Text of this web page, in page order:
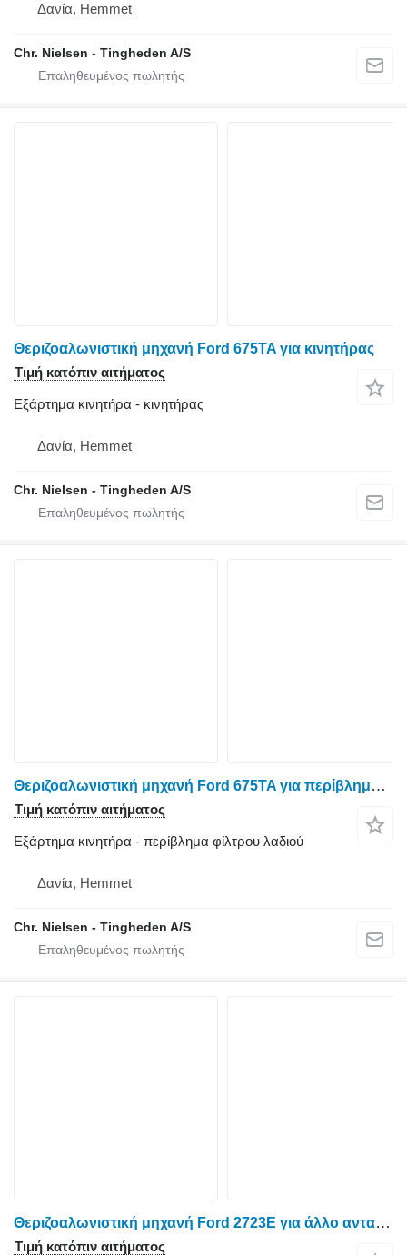
Δανία, Hemmet
Chr. Nielsen - Tingheden A/S
Θεριζοαλωνιστική μηχανή Ford 675TA για κινητήρας
Τιμή κατόπιν αιτήματος
Εξάρτημα κινητήρα - κινητήρας
Δανία, Hemmet
Chr. Nielsen - Tingheden A/S
Θεριζοαλωνιστική μηχανή Ford 675TA για περίβλημα φίλτρου λαδιού
Τιμή κατόπιν αιτήματος
Εξάρτημα κινητήρα - περίβλημα φίλτρου λαδιού
Δανία, Hemmet
Chr. Nielsen - Tingheden A/S
Θεριζοαλωνιστική μηχανή Ford 2723E για άλλο ανταλλακτικό κινητήρα Bolt
Τιμή κατόπιν αιτήματος